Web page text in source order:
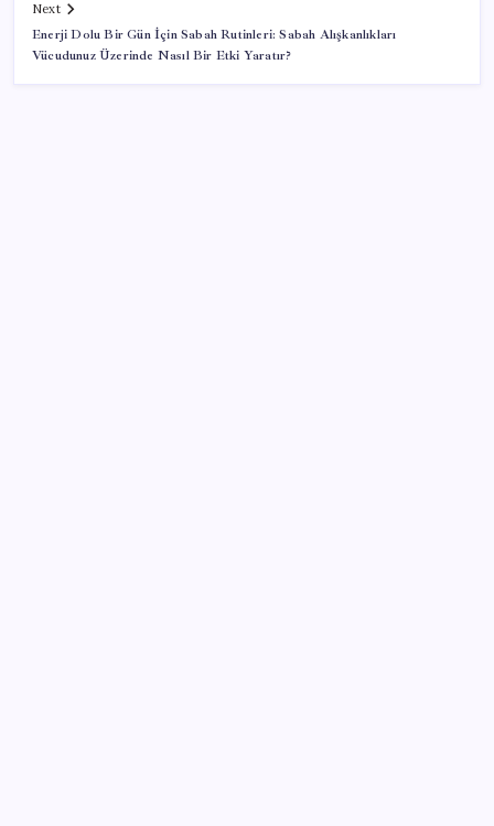
Next
Enerji Dolu Bir Gün İçin Sabah Rutinleri: Sabah Alışkanlıkları
Vücudunuz Üzerinde Nasıl Bir Etki Yaratır?